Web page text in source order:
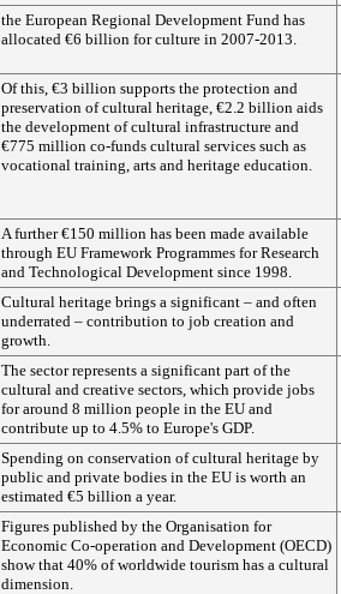
the European Regional Development Fund has
allocated €6 billion for culture in 2007-2013.
Of this, €3 billion supports the protection and
preservation of cultural heritage, €2.2 billion aids
the development of cultural infrastructure and
€775 million co-funds cultural services such as
vocational training, arts and heritage education.
A further €150 million has been made available
through EU Framework Programmes for Research
and Technological Development since 1998.
Cultural heritage brings a significant – and often
underrated – contribution to job creation and
growth.
The sector represents a significant part of the
cultural and creative sectors, which provide jobs
for around 8 million people in the EU and
contribute up to 4.5% to Europe's GDP.
Spending on conservation of cultural heritage by
public and private bodies in the EU is worth an
estimated €5 billion a year.
Figures published by the Organisation for
Economic Co-operation and Development (OECD)
show that 40% of worldwide tourism has a cultural
dimension.